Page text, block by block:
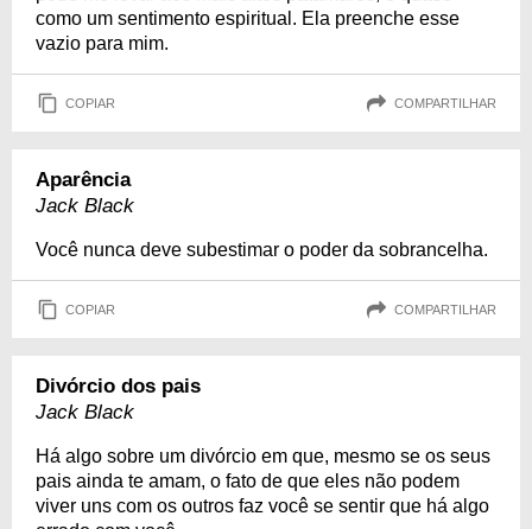
como um sentimento espiritual. Ela preenche esse
vazio para mim.
COPIAR COMPARTILHAR
Aparência
Jack Black
Você nunca deve subestimar o poder da sobrancelha.
COPIAR COMPARTILHAR
Divórcio dos pais
Jack Black
Há algo sobre um divórcio em que, mesmo se os seus
pais ainda te amam, o fato de que eles não podem
viver uns com os outros faz você se sentir que há algo